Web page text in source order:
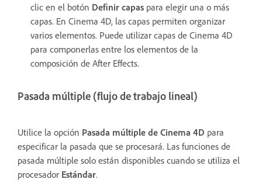
clic en el botón Definir capas para elegir una o más
capas. En Cinema 4D, las capas permiten organizar
varios elementos. Puede utilizar capas de Cinema 4D
para componerlas entre los elementos de la
composición de After Effects.
Pasada múltiple (flujo de trabajo lineal)
Utilice la opción Pasada múltiple de Cinema 4D para
especificar la pasada que se procesará. Las funciones de
pasada múltiple solo están disponibles cuando se utiliza el
procesador Estándar.